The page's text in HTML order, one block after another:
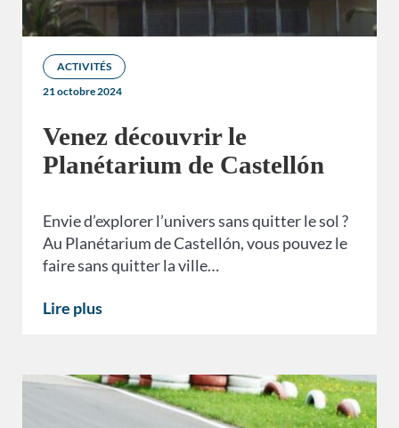
ACTIVITÉS
21 octobre 2024
Venez découvrir le
Planétarium de Castellón
Envie d’explorer l’univers sans quitter le sol ?
Au Planétarium de Castellón, vous pouvez le
faire sans quitter la ville…
Lire plus